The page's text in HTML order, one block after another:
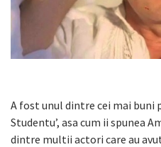
A fost unul dintre cei mai buni
Studentu’, asa cum ii spunea
dintre multii actori care au